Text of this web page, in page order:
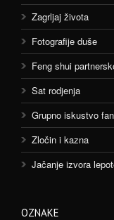
Zagrljaj života
Fotografije duše
Feng shui
Sat rodjenja
Grupno iskustvo
Zločin i kazna
Jačanje izvora
OZNAKE